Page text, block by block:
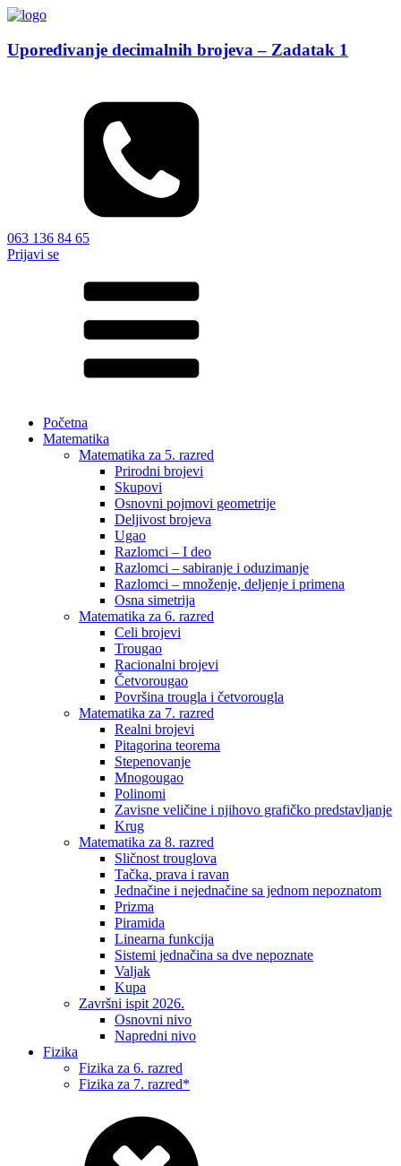
Upoređivanje decimalnih brojeva – Zadatak 1
063 136 84 65
Prijavi se
Početna
Matematika
Matematika za 5. razred
Prirodni brojevi
Skupovi
Osnovni pojmovi geometrije
Deljivost brojeva
Ugao
Razlomci – I deo
Razlomci – sabiranje i oduzimanje
Razlomci – množenje, deljenje i primena
Osna simetrija
Matematika za 6. razred
Celi brojevi
Trougao
Racionalni brojevi
Četvorougao
Površina trougla i četvorougla
Matematika za 7. razred
Realni brojevi
Pitagorina teorema
Stepenovanje
Mnogougao
Polinomi
Zavisne veličine i njihovo grafičko predstavljanje
Krug
Matematika za 8. razred
Sličnost trouglova
Tačka, prava i ravan
Jednačine i nejednačine sa jednom nepoznatom
Prizma
Piramida
Linearna funkcija
Sistemi jednačina sa dve nepoznate
Valjak
Kupa
Završni ispit 2026.
Osnovni nivo
Napredni nivo
Fizika
Fizika za 6. razred
Fizika za 7. razred*